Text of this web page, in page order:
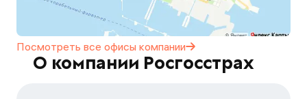
Посмотреть все офисы компании
О компании Росгосстрах